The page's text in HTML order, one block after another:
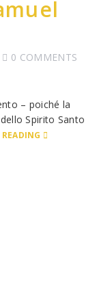
0 COMMENTS
– poiché la
Spirito Santo